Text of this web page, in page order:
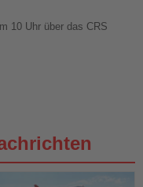
10 Uhr über das CRS